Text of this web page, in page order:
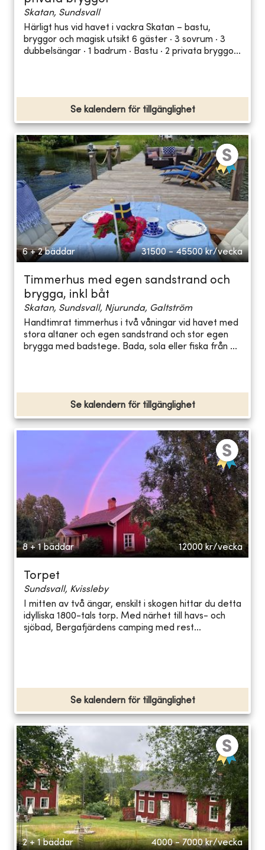
Skatan, Sundsvall
Härligt hus vid havet i vackra Skatan – bastu,
bryggor och magisk utsikt 6 gäster · 3 sovrum · 3
dubbelsängar · 1 badrum · Bastu · 2 privata bryggo...
Se kalendern för tillgänglighet
6 + 2 bäddar 31500 - 45500 kr/vecka
Timmerhus med egen sandstrand och
brygga, inkl båt
Skatan, Sundsvall, Njurunda, Galtström
Handtimrat timmerhus i två våningar vid havet med
stora altaner och egen sandstrand och stor egen
brygga med badstege. Bada, sola eller fiska från ...
Se kalendern för tillgänglighet
8 + 1 bäddar 12000 kr/vecka
Torpet
Sundsvall, Kvissleby
I mitten av två ängar, enskilt i skogen hittar du detta
idylliska 1800-tals torp. Med närhet till havs- och
sjöbad, Bergafjärdens camping med rest...
Se kalendern för tillgänglighet
2 + 1 bäddar 4000 - 7000 kr/vecka